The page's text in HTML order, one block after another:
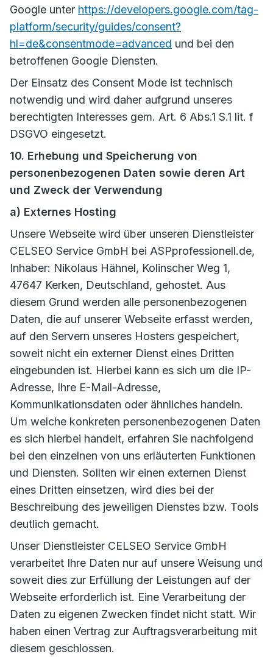
Google unter https://developers.google.com/tag-
platform/security/guides/consent?
hl=de&consentmode=advanced und bei den
betroffenen Google Diensten.
Der Einsatz des Consent Mode ist technisch
notwendig und wird daher aufgrund unseres
berechtigten Interesses gem. Art. 6 Abs.1 S.1 lit. f
DSGVO eingesetzt.
10. Erhebung und Speicherung von
personenbezogenen Daten sowie deren Art
und Zweck der Verwendung
a) Externes Hosting
Unsere Webseite wird über unseren Dienstleister
CELSEO Service GmbH bei ASPprofessionell.de,
Inhaber: Nikolaus Hähnel, Kolinscher Weg 1,
47647 Kerken, Deutschland, gehostet. Aus
diesem Grund werden alle personenbezogenen
Daten, die auf unserer Webseite erfasst werden,
auf den Servern unseres Hosters gespeichert,
soweit nicht ein externer Dienst eines Dritten
eingebunden ist. Hierbei kann es sich um die IP-
Adresse, Ihre E-Mail-Adresse,
Kommunikationsdaten oder ähnliches handeln.
Um welche konkreten personenbezogenen Daten
es sich hierbei handelt, erfahren Sie nachfolgend
bei den einzelnen von uns erläuterten Funktionen
und Diensten. Sollten wir einen externen Dienst
eines Dritten einsetzen, wird dies bei der
Beschreibung des jeweiligen Dienstes bzw. Tools
deutlich gemacht.
Unser Dienstleister CELSEO Service GmbH
verarbeitet Ihre Daten nur auf unsere Weisung und
soweit dies zur Erfüllung der Leistungen auf der
Webseite erforderlich ist. Eine Verarbeitung der
Daten zu eigenen Zwecken findet nicht statt. Wir
haben einen Vertrag zur Auftragsverarbeitung mit
diesem geschlossen.